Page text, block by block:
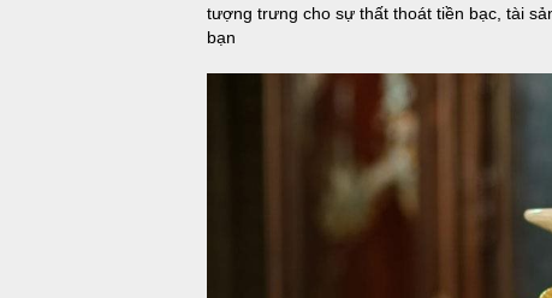
tượng trưng cho sự thất thoát tiền bạc, tài
bạn